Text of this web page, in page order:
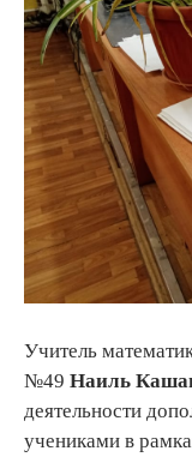
Учитель
№49 Наиль
деятельности
учениками в